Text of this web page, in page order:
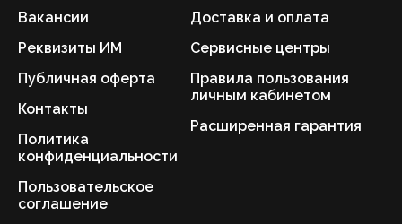
Вакансии
Реквизиты ИМ
Публичная оферта
Контакты
Политика
конфиденциальности
Пользовательское
соглашение
Доставка и оплата
Сервисные центры
Правила пользования
личным кабинетом
Расширенная гарантия